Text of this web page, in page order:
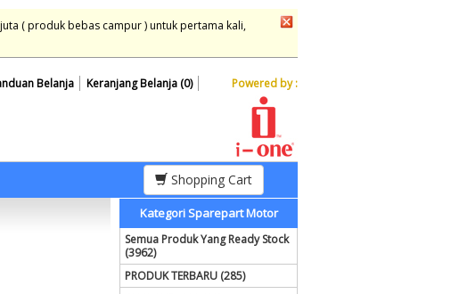
( produk bebas campur ) untuk pertama kali,
Keranjang Belanja (0)
Belanja Powered by :
Shopping Cart
Kategori Sparepart Motor
Semua Produk Yang Ready Stock
(3962)
PRODUK TERBARU (285)